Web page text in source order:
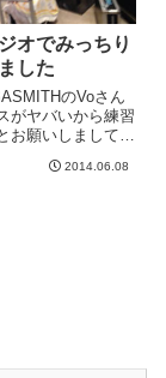
オでみっちり
した
のVoさん
がヤバいから練習
お願いしまして、
ごい雨でしたwす
合わせ...
2014.06.08